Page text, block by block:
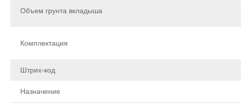
Объем грунта вкладыша
Комплектация
Штрих-код
Назначение